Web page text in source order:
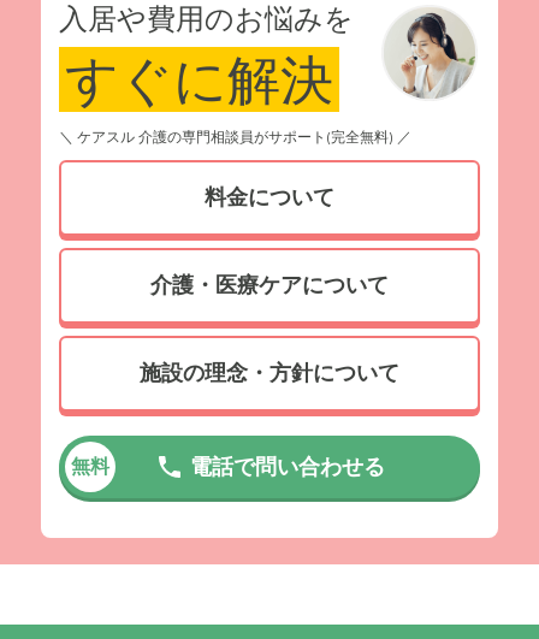
入居や費用のお悩みを
すぐに解決
＼ ケアスル 介護の専門相談員がサポート(完全無料) ／
料金について
介護・医療ケアについて
施設の理念・方針について
無料 電話で問い合わせる